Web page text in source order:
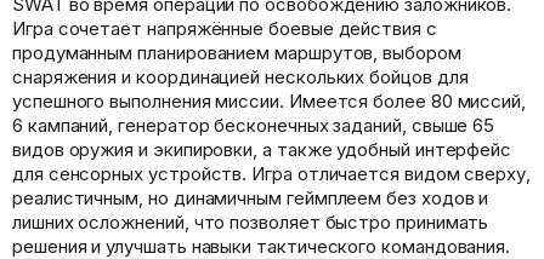
Игра сочетает напряжённые боевые действия с
продуманным планированием маршрутов, выбором
снаряжения и координацией нескольких бойцов для
успешного выполнения миссии. Имеется более 80 миссий,
6 кампаний, генератор бесконечных заданий, свыше 65
видов оружия и экипировки, а также удобный интерфейс
для сенсорных устройств. Игра отличается видом сверху,
реалистичным, но динамичным геймплеем без ходов и
лишних осложнений, что позволяет быстро принимать
решения и улучшать навыки тактического командования.